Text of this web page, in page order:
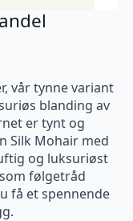
vår tynne variant
blanding av
er tynt og
Silk Mohair med
og luksuriøst
følgetråd
få et spennende